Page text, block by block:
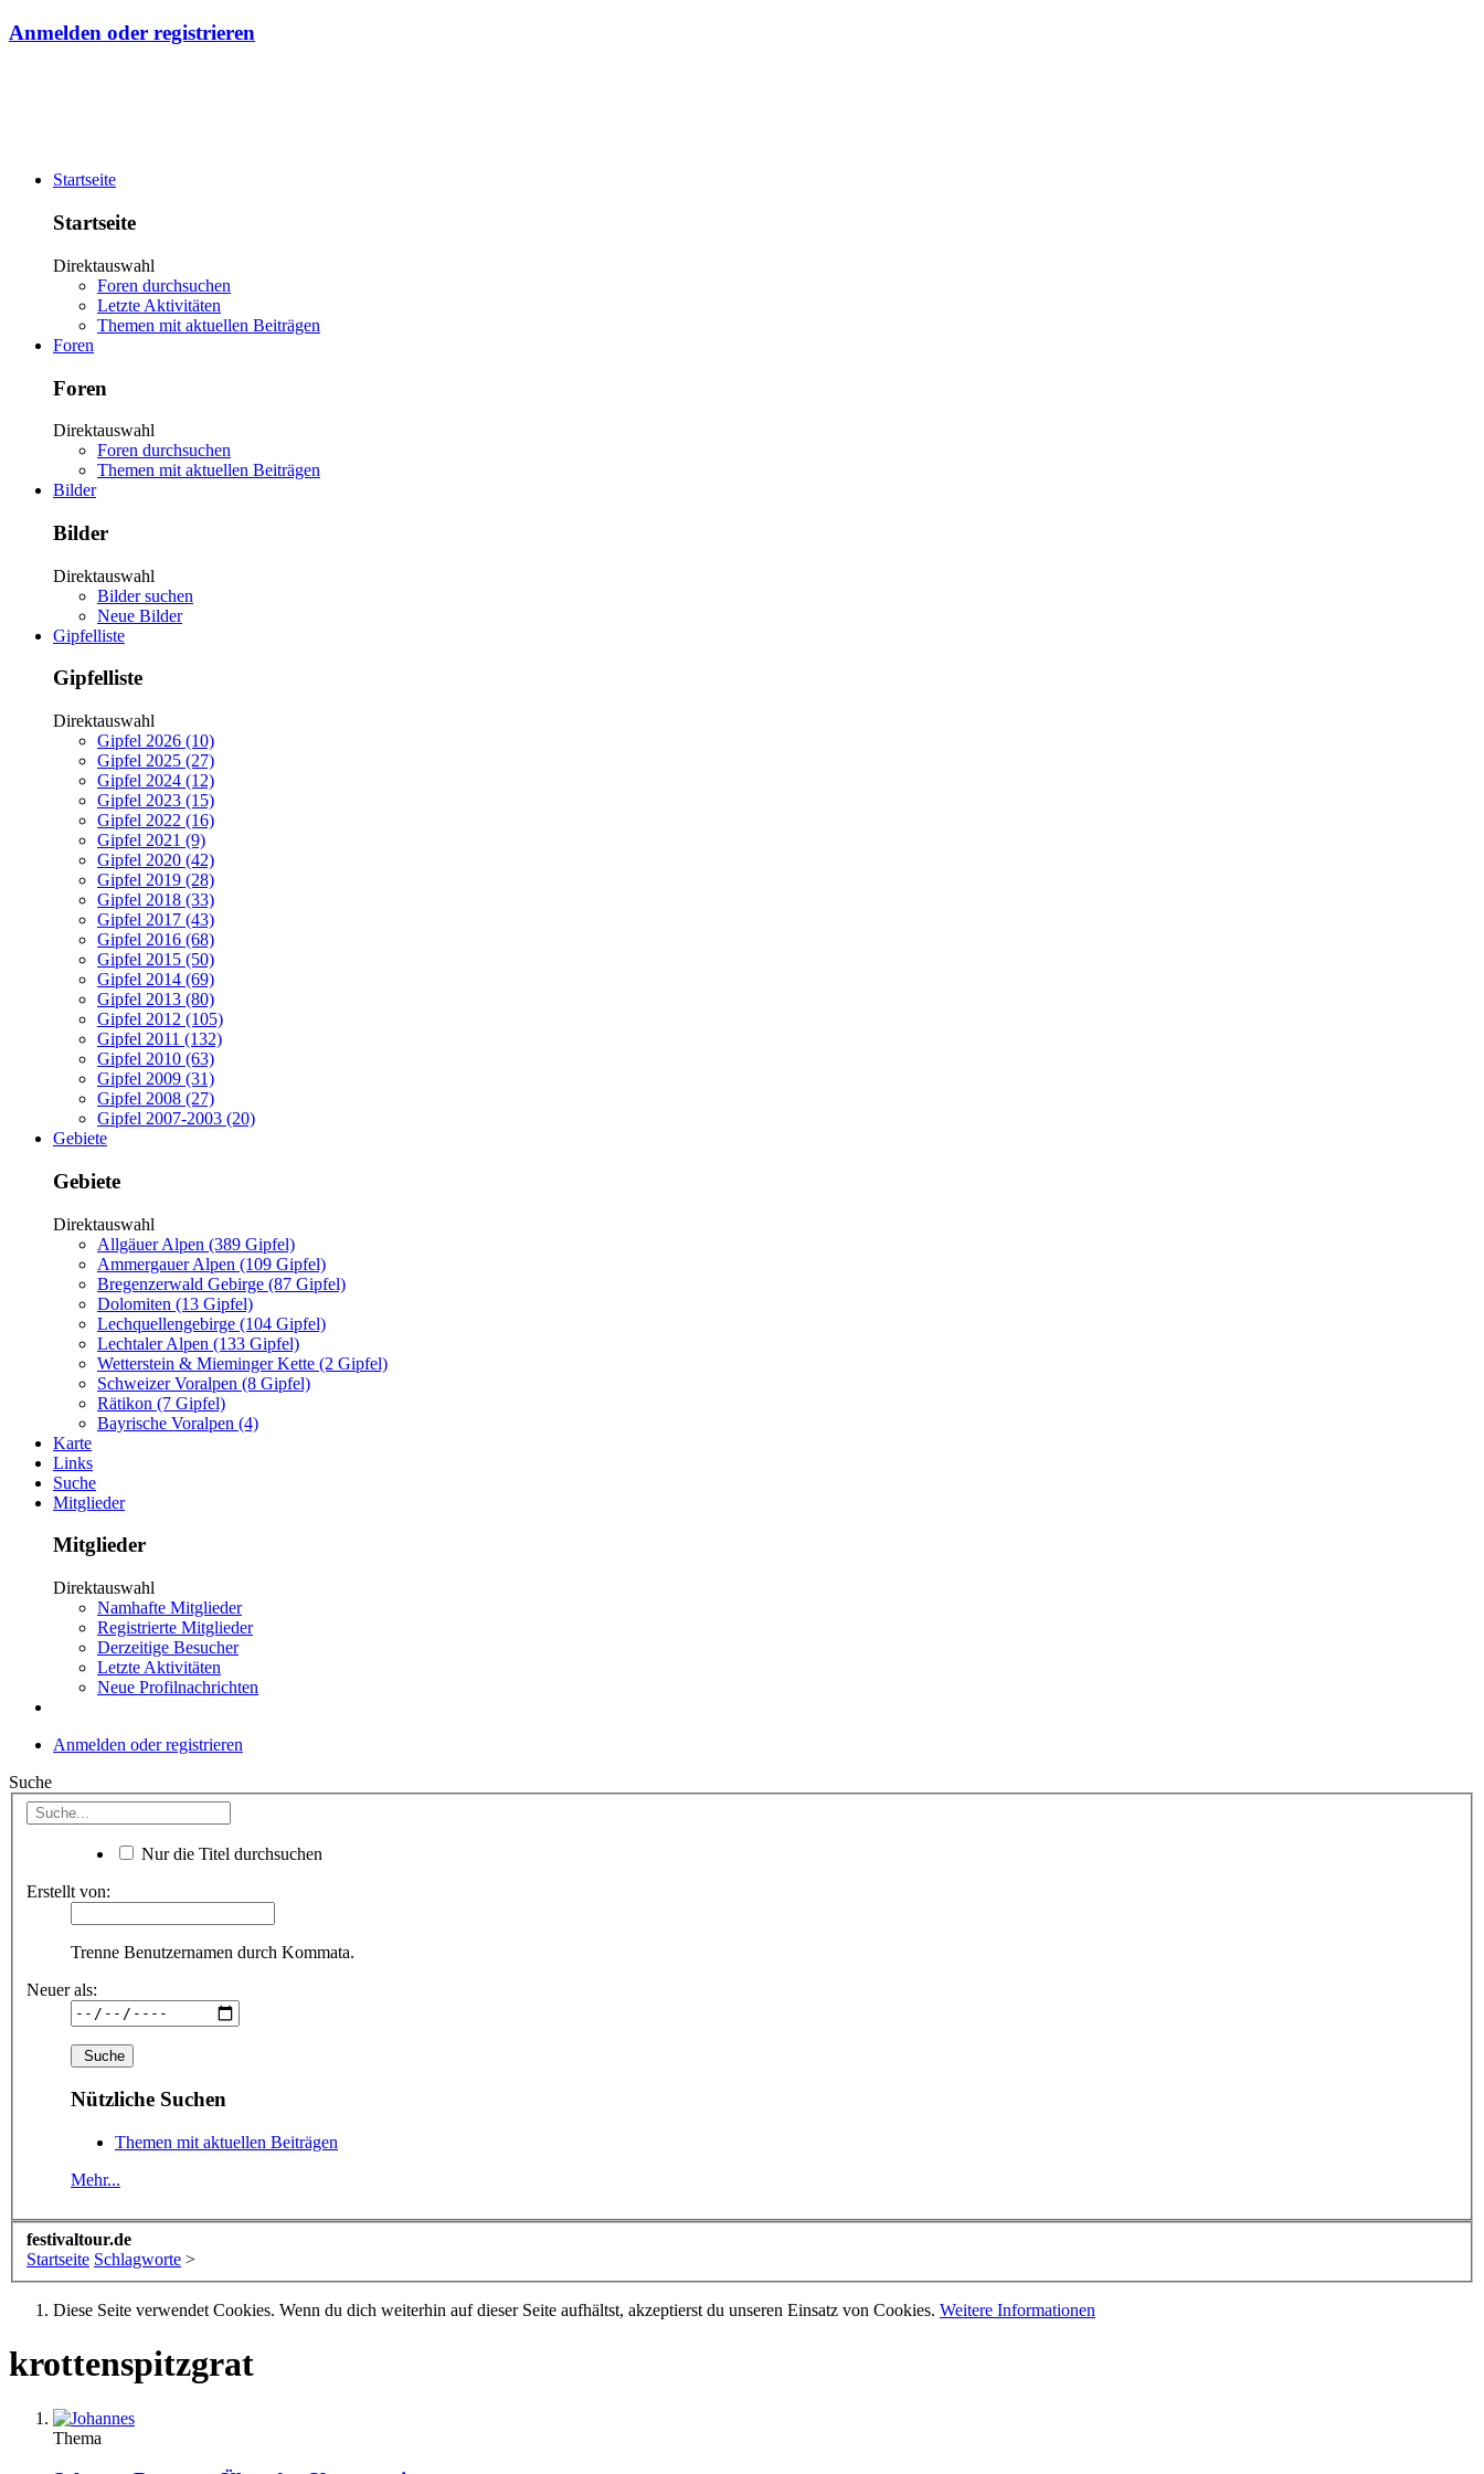
Anmelden oder registrieren
Startseite
Startseite
Direktauswahl
Foren durchsuchen
Letzte Aktivitäten
Themen mit aktuellen Beiträgen
Foren
Foren
Direktauswahl
Foren durchsuchen
Themen mit aktuellen Beiträgen
Bilder
Bilder
Direktauswahl
Bilder suchen
Neue Bilder
Gipfelliste
Gipfelliste
Direktauswahl
Gipfel 2026 (10)
Gipfel 2025 (27)
Gipfel 2024 (12)
Gipfel 2023 (15)
Gipfel 2022 (16)
Gipfel 2021 (9)
Gipfel 2020 (42)
Gipfel 2019 (28)
Gipfel 2018 (33)
Gipfel 2017 (43)
Gipfel 2016 (68)
Gipfel 2015 (50)
Gipfel 2014 (69)
Gipfel 2013 (80)
Gipfel 2012 (105)
Gipfel 2011 (132)
Gipfel 2010 (63)
Gipfel 2009 (31)
Gipfel 2008 (27)
Gipfel 2007-2003 (20)
Gebiete
Gebiete
Direktauswahl
Allgäuer Alpen (389 Gipfel)
Ammergauer Alpen (109 Gipfel)
Bregenzerwald Gebirge (87 Gipfel)
Dolomiten (13 Gipfel)
Lechquellengebirge (104 Gipfel)
Lechtaler Alpen (133 Gipfel)
Wetterstein & Mieminger Kette (2 Gipfel)
Schweizer Voralpen (8 Gipfel)
Rätikon (7 Gipfel)
Bayrische Voralpen (4)
Karte
Links
Suche
Mitglieder
Mitglieder
Direktauswahl
Namhafte Mitglieder
Registrierte Mitglieder
Derzeitige Besucher
Letzte Aktivitäten
Neue Profilnachrichten
Anmelden oder registrieren
Suche
Nur die Titel durchsuchen
Erstellt von:
Trenne Benutzernamen durch Kommata.
Neuer als:
Nützliche Suchen
Themen mit aktuellen Beiträgen
Mehr...
festivaltour.de
Startseite Schlagworte >
Diese Seite verwendet Cookies. Wenn du dich weiterhin auf dieser Seite aufhältst, akzeptierst du unseren Einsatz von Cookies. Weitere Informationen
krottenspitzgrat
Thema